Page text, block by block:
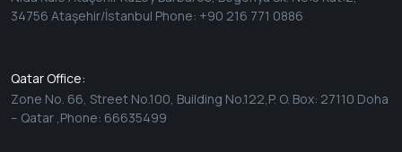
34756 Ataşehir/İstanbul Phone: +90 216 771 0886
Qatar Office:
Zone No. 66, Street No.100, Building No.122,P. O. Box: 27110 Doha
– Qatar ,Phone: 66635499